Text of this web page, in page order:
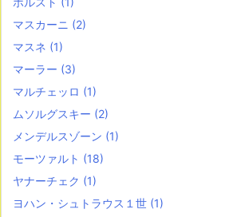
マスカーニ (2)
マスネ (1)
マーラー (3)
マルチェッロ (1)
ムソルグスキー (2)
メンデルスゾーン (1)
モーツァルト (18)
ヤナーチェク (1)
ヨハン・シュトラウス１世 (1)